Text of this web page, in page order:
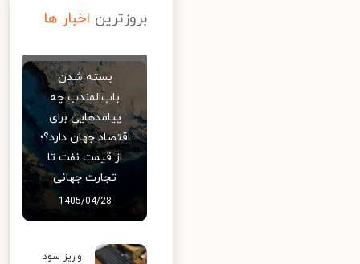
بروزترین اخبار ها
بسته شدن
باب‌المندب چه
پیامدهایی برای
اقتصاد جهان دارد؟؛
از قیمت نفت تا
تجارت جهانی
1405/04/28
واریز سود